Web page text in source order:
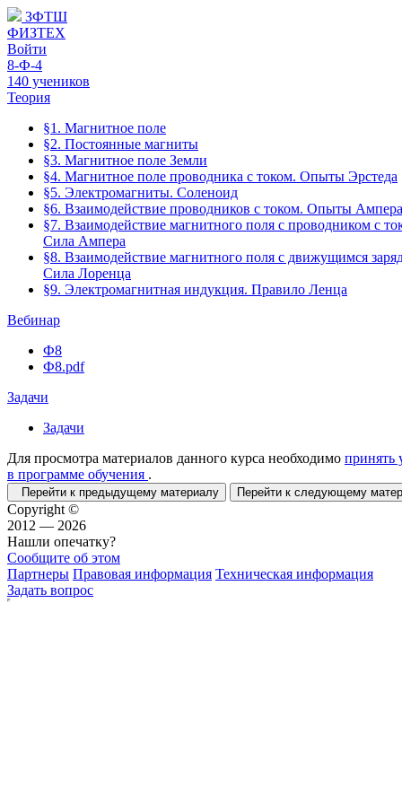
ЗФТШ
ФИЗТЕХ
Войти
8-Ф-4
140 учеников
Теория
§1. Магнитное поле
§2. Постоянные магниты
§3. Магнитное поле Земли
§4. Магнитное поле проводника с током. Опыты Эрстеда
§5. Электромагниты. Соленоид
§6. Взаимодействие проводников с током. Опыты Ампера
§7. Взаимодействие магнитного поля с проводником с
Сила Ампера
§8. Взаимодействие магнитного поля с движущимся
Сила Лоренца
§9. Электромагнитная индукция. Правило Ленца
Вебинар
Ф8
Ф8.pdf
Задачи
Задачи
Для просмотра материалов данного курса необходимо принять
в программе обучения .
Перейти к предыдущему материалу Перейти к следующему
Copyright ©
2012 — 2026
Нашли опечатку?
Сообщите об этом
Партнеры Правовая информация Техническая информация
Задать вопрос